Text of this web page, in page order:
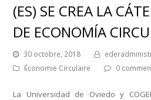
(ES) SE CREA LA
DE ECONOMÍA
30 octobre, 2018
Économie Circulaire
0
La Universidad de Oviedo y